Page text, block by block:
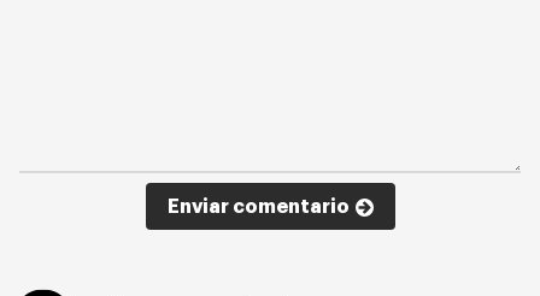
Enviar comentario